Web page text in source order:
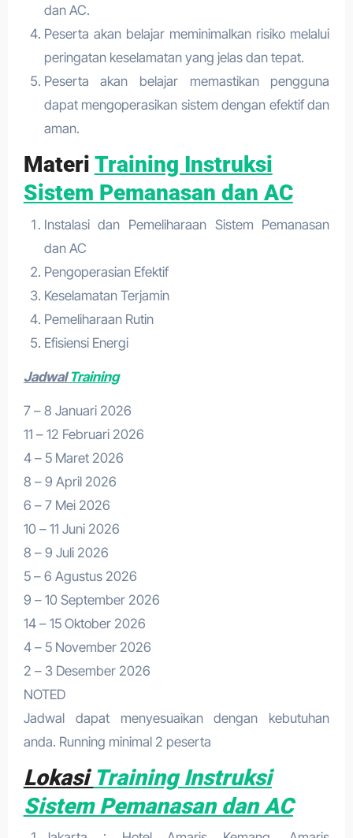
dan AC.
Peserta akan belajar meminimalkan risiko melalui
peringatan keselamatan yang jelas dan tepat.
Peserta akan belajar memastikan pengguna
dapat mengoperasikan sistem dengan efektif dan
aman.
Materi Training Instruksi
Sistem Pemanasan dan AC
Instalasi dan Pemeliharaan Sistem Pemanasan
dan AC
Pengoperasian Efektif
Keselamatan Terjamin
Pemeliharaan Rutin
Efisiensi Energi
JadwalTraining
7 – 8 Januari 2026
11 – 12 Februari 2026
4 – 5 Maret 2026
8 – 9 April 2026
6 – 7 Mei 2026
10 – 11 Juni 2026
8 – 9 Juli 2026
5 – 6 Agustus 2026
9 – 10 September 2026
14 – 15 Oktober 2026
4 – 5 November 2026
2 – 3 Desember 2026
NOTED
Jadwal dapat menyesuaikan dengan kebutuhan
anda. Running minimal 2 peserta
Lokasi Training Instruksi
Sistem Pemanasan dan AC